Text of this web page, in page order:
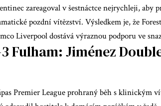
zareagoval v šestnáctce nejrychleji, aby
pozdní vítězství. Výsledkem je, že
Liverpool dostává výraznou podporu ve
Fulham: Jiménez
Premier Leagueprohraný běh s klinickým